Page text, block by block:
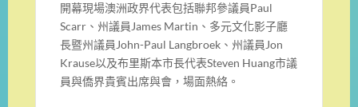
開幕現場澳洲政界代表包括聯邦參議員Paul
Scarr、州議員James Martin、多元文化影子廳
長暨州議員John-Paul Langbroek、州議員Jon
Krause以及布里斯本市長代表Steven Huang市議
員與僑界貴賓出席與會，場面熱絡。